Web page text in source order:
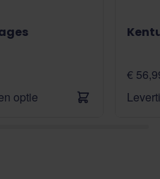
optie
€